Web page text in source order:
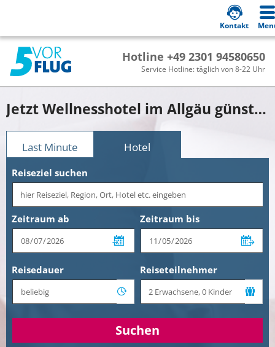
Hotline +49 2301 94580650
Service Hotline: täglich von 8-22 Uhr
Kontakt
Jetzt Wellnesshotel im Allgäu günstig buchen!
Last Minute Hotel
Reiseziel suchen
Zeitraum ab Zeitraum bis
Reisedauer Reiseteilnehmer
Suchen